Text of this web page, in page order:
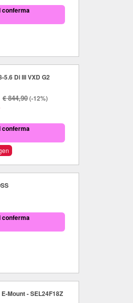
conferma
5.6 Di III VXD G2
€ 844,90(-12%)
conferma
conferma
Mount - SEL24F18Z